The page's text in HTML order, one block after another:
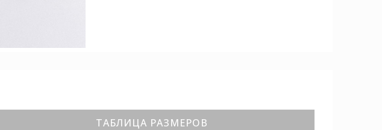
ТАБЛИЦА РАЗМЕРОВ